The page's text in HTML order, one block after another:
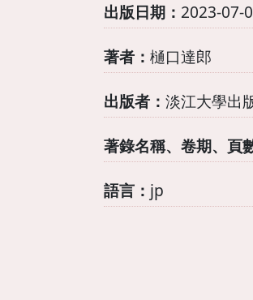
出版日期： 2023-07-
著者： 樋口達郎
出版者： 淡江大學出
著錄名稱、卷期、頁
語言： jp